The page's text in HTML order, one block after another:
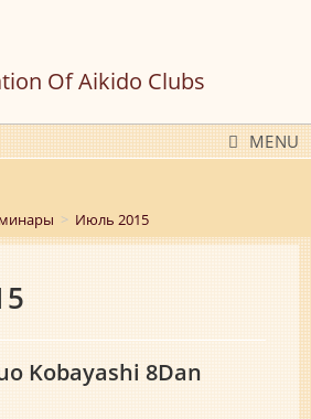
Of Aikido Clubs
MENU
> Июль 2015
Kobayashi 8Dan